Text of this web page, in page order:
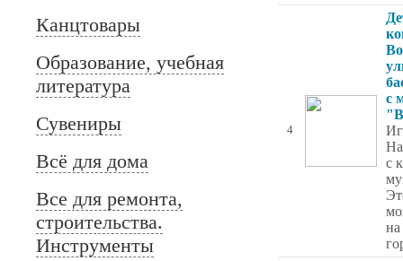
Канцтовары
Образование, учебная
литература
Сувениры
Всё для дома
Все для ремонта,
строительства.
Инструменты
4
с
с